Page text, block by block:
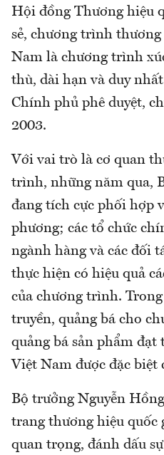
Hội đồng Thương hiệu
sẻ, chương trình
Nam là chương trình
thù, dài hạn và duy
Chính phủ phê duyệt,
2003.
Với vai trò là cơ quan
trình, những năm qua,
đang tích cực phối hợp
phương; các tổ chức
ngành hàng và các đối
thực hiện có hiệu quả
của chương trình.
truyền, quảng bá cho
quảng bá sản phẩm đạt
Việt Nam được đặc biệt
Bộ trưởng Nguyễn
trang thương hiệu quốc
quan trọng, đánh dấu